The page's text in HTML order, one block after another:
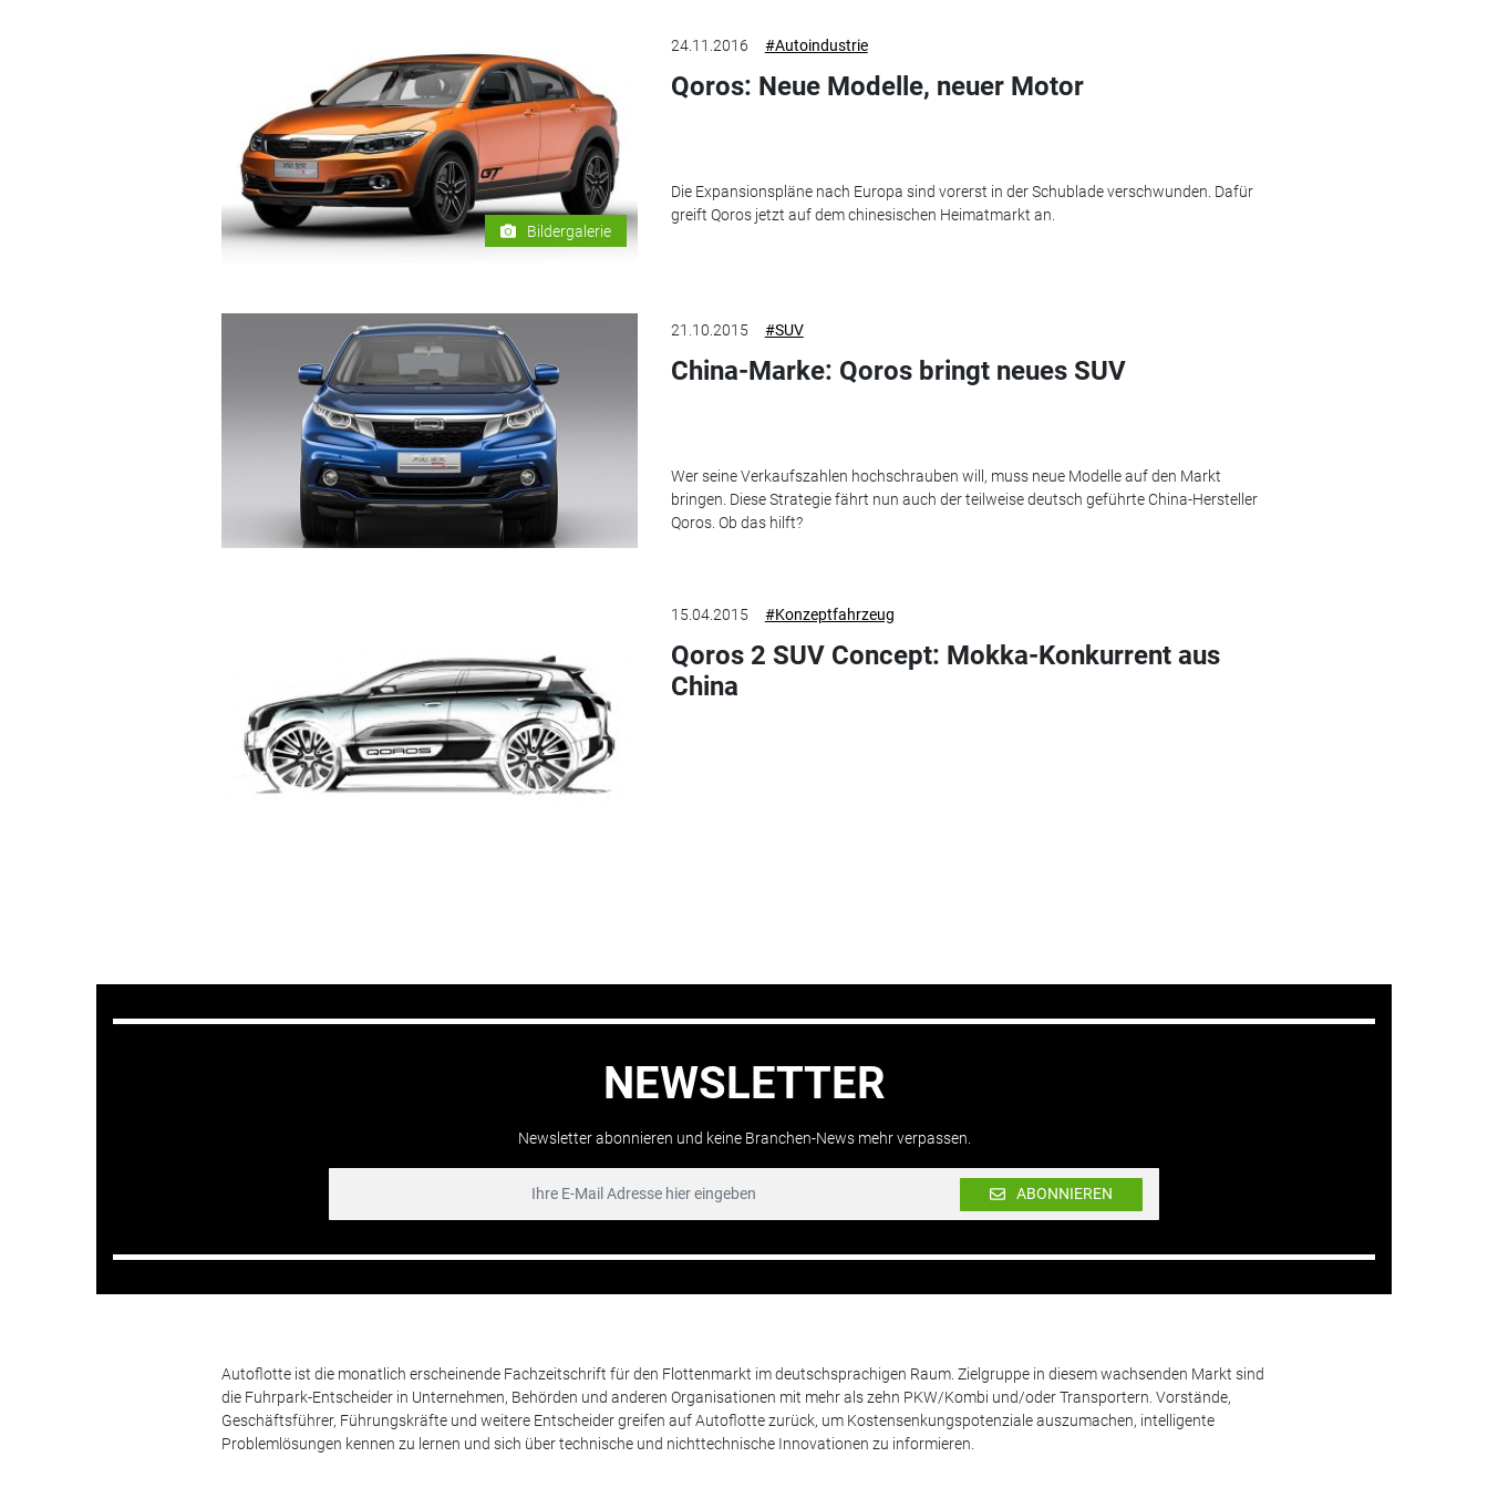
Bildergalerie
24.11.2016 #Autoindustrie
Qoros: Neue Modelle, neuer Motor
Die Expansionspläne nach Europa sind vorerst in der Schublade verschwunden. Dafür
greift Qoros jetzt auf dem chinesischen Heimatmarkt an.
21.10.2015 #SUV
China-Marke: Qoros bringt neues SUV
Wer seine Verkaufszahlen hochschrauben will, muss neue Modelle auf den Markt
bringen. Diese Strategie fährt nun auch der teilweise deutsch geführte China-Hersteller
Qoros. Ob das hilft?
15.04.2015 #Konzeptfahrzeug
Qoros 2 SUV Concept: Mokka-Konkurrent aus
China
NEWSLETTER
Newsletter abonnieren und keine Branchen-News mehr verpassen.
ABONNIEREN
Autoflotte ist die monatlich erscheinende Fachzeitschrift für den Flottenmarkt im deutschsprachigen Raum. Zielgruppe in diesem wachsenden Markt sind
die Fuhrpark-Entscheider in Unternehmen, Behörden und anderen Organisationen mit mehr als zehn PKW/Kombi und/oder Transportern. Vorstände,
Geschäftsführer, Führungskräfte und weitere Entscheider greifen auf Autoflotte zurück, um Kostensenkungspotenziale auszumachen, intelligente
Problemlösungen kennen zu lernen und sich über technische und nichttechnische Innovationen zu informieren.